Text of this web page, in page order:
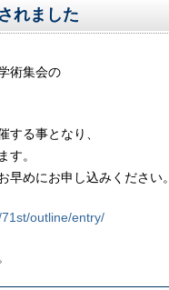
れました
術集会の
する事となり、
す。
めにお申し込みください。
outline/entry/